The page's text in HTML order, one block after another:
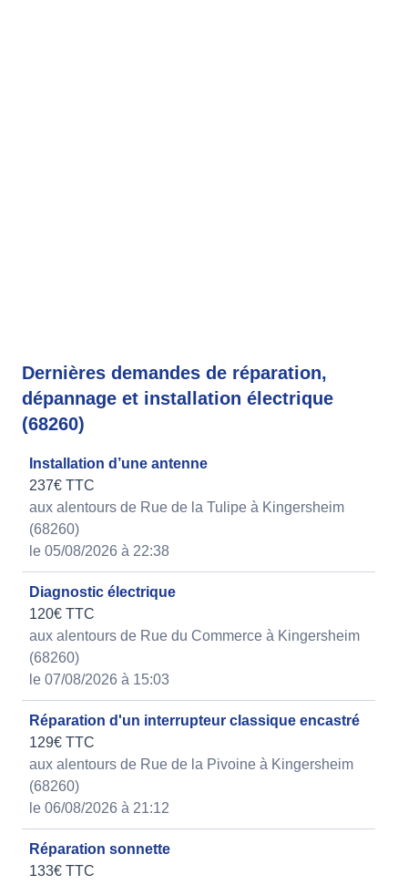
Dernières demandes de réparation,
dépannage et installation électrique
(68260)
Installation d’une antenne
237€ TTC
aux alentours de Rue de la Tulipe à Kingersheim
(68260)
le 05/08/2026 à 22:38
Diagnostic électrique
120€ TTC
aux alentours de Rue du Commerce à Kingersheim
(68260)
le 07/08/2026 à 15:03
Réparation d'un interrupteur classique encastré
129€ TTC
aux alentours de Rue de la Pivoine à Kingersheim
(68260)
le 06/08/2026 à 21:12
Réparation sonnette
133€ TTC